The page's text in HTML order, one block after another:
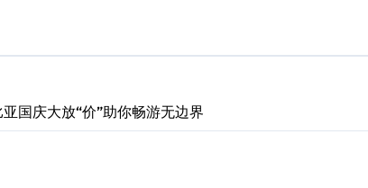
国庆大放“价”助你畅游无边界